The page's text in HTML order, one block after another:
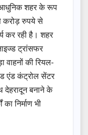
आधुनिक शहर के रूप
करोड़ रुपये से
कर रही है। शहर
ट्रांसफर
वाहनों की रियल-
एंड कंट्रोल सेंटर
देहरादून बनाने के
निर्माण भी